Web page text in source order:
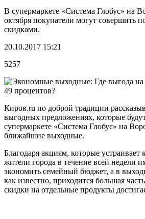
В супермаркете «Система Глобус» на
октября покупатели могут совершить
скидками.
20.10.2017 15:21
5257
Киров.ru по доброй традиции
выгодных предложениях, которые
супермаркете «Система Глобус» на
ближайшие выходные.
Благодаря акциям, которые устраивает
жители города в течение всей недели
экономить семейный бюджет, а в
как известно, приходится большая
скидки на отдельные продукты